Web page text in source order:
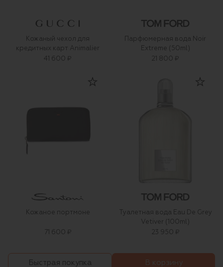
Кожаный чехол для
кредитных карт Animalier
41 600 ₽
Парфюмерная вода Noir
Extreme (50ml)
21 800 ₽
Кожаное портмоне
71 600 ₽
Туалетная вода Eau De Grey
Vetiver (100ml)
23 950 ₽
Быстрая покупка В корзину